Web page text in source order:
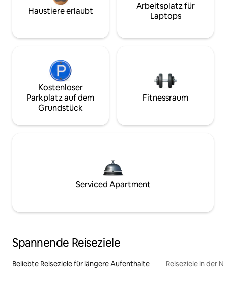
Haustiere erlaubt
Arbeitsplatz für
Laptops
Kostenloser
Parkplatz auf dem
Grundstück
Fitnessraum
Serviced Apartment
Spannende Reiseziele
Beliebte Reiseziele für längere Aufenthalte Reiseziele in der